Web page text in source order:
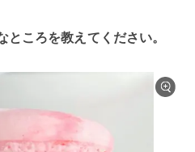
ころを教えてください。